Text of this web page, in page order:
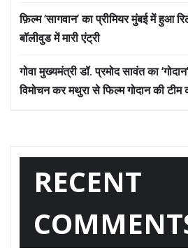
फ़िल्म ‘सागवान’ का प्रीमियर मुंबई में हुआ
बॉलीवुड में मारी एंट्री
गोवा मुख्यमंत्री डॉ. प्रमोद सावंत का
विमोचन कर मथुरा से फिल्म गोदान की टीम
RECENT